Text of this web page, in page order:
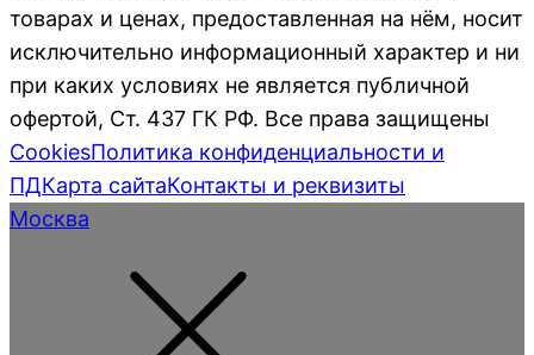
товарах и ценах, предоставленная на нём, носит
исключительно информационный характер и ни
при каких условиях не является публичной
офертой, Ст. 437 ГК РФ. Все права защищены
CookiesПолитика конфиденциальности и
ПДКарта сайтаКонтакты и реквизиты
Москва